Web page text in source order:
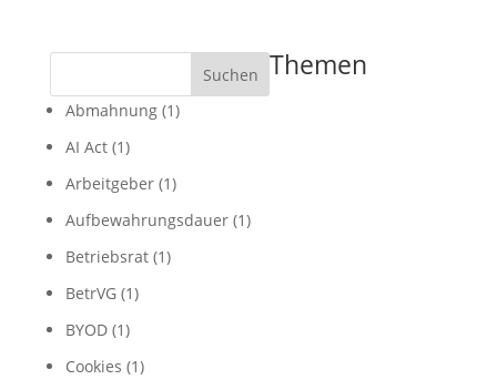
Suchen Themen
Abmahnung(1)
AI Act(1)
Arbeitgeber(1)
Aufbewahrungsdauer(1)
Betriebsrat(1)
BetrVG(1)
BYOD(1)
Cookies (1)